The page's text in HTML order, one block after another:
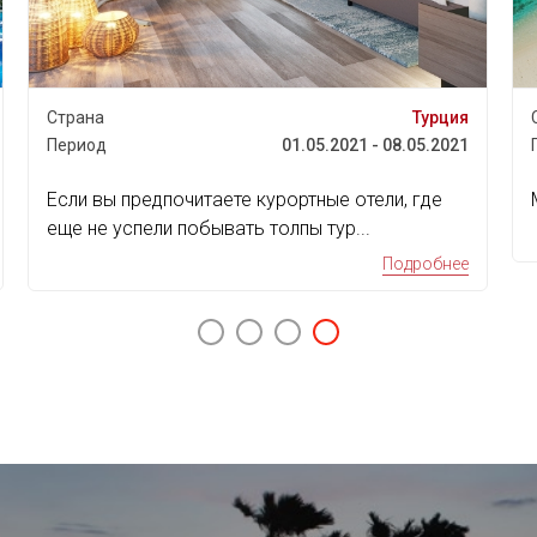
Страна
Кипр , Лимасол
Период
01.05.2023 - 08.05.2023
Hotelul Parklane, a Luxury Collection Resort &
Spa 5⭐️ ...
Подробнее